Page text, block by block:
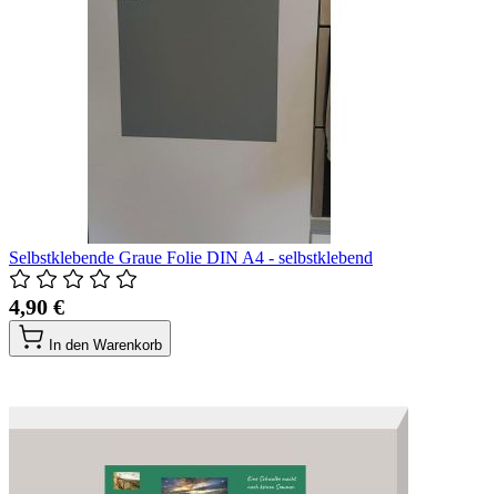
Selbstklebende Graue Folie DIN A4 - selbstklebend
4,90 €
In den Warenkorb